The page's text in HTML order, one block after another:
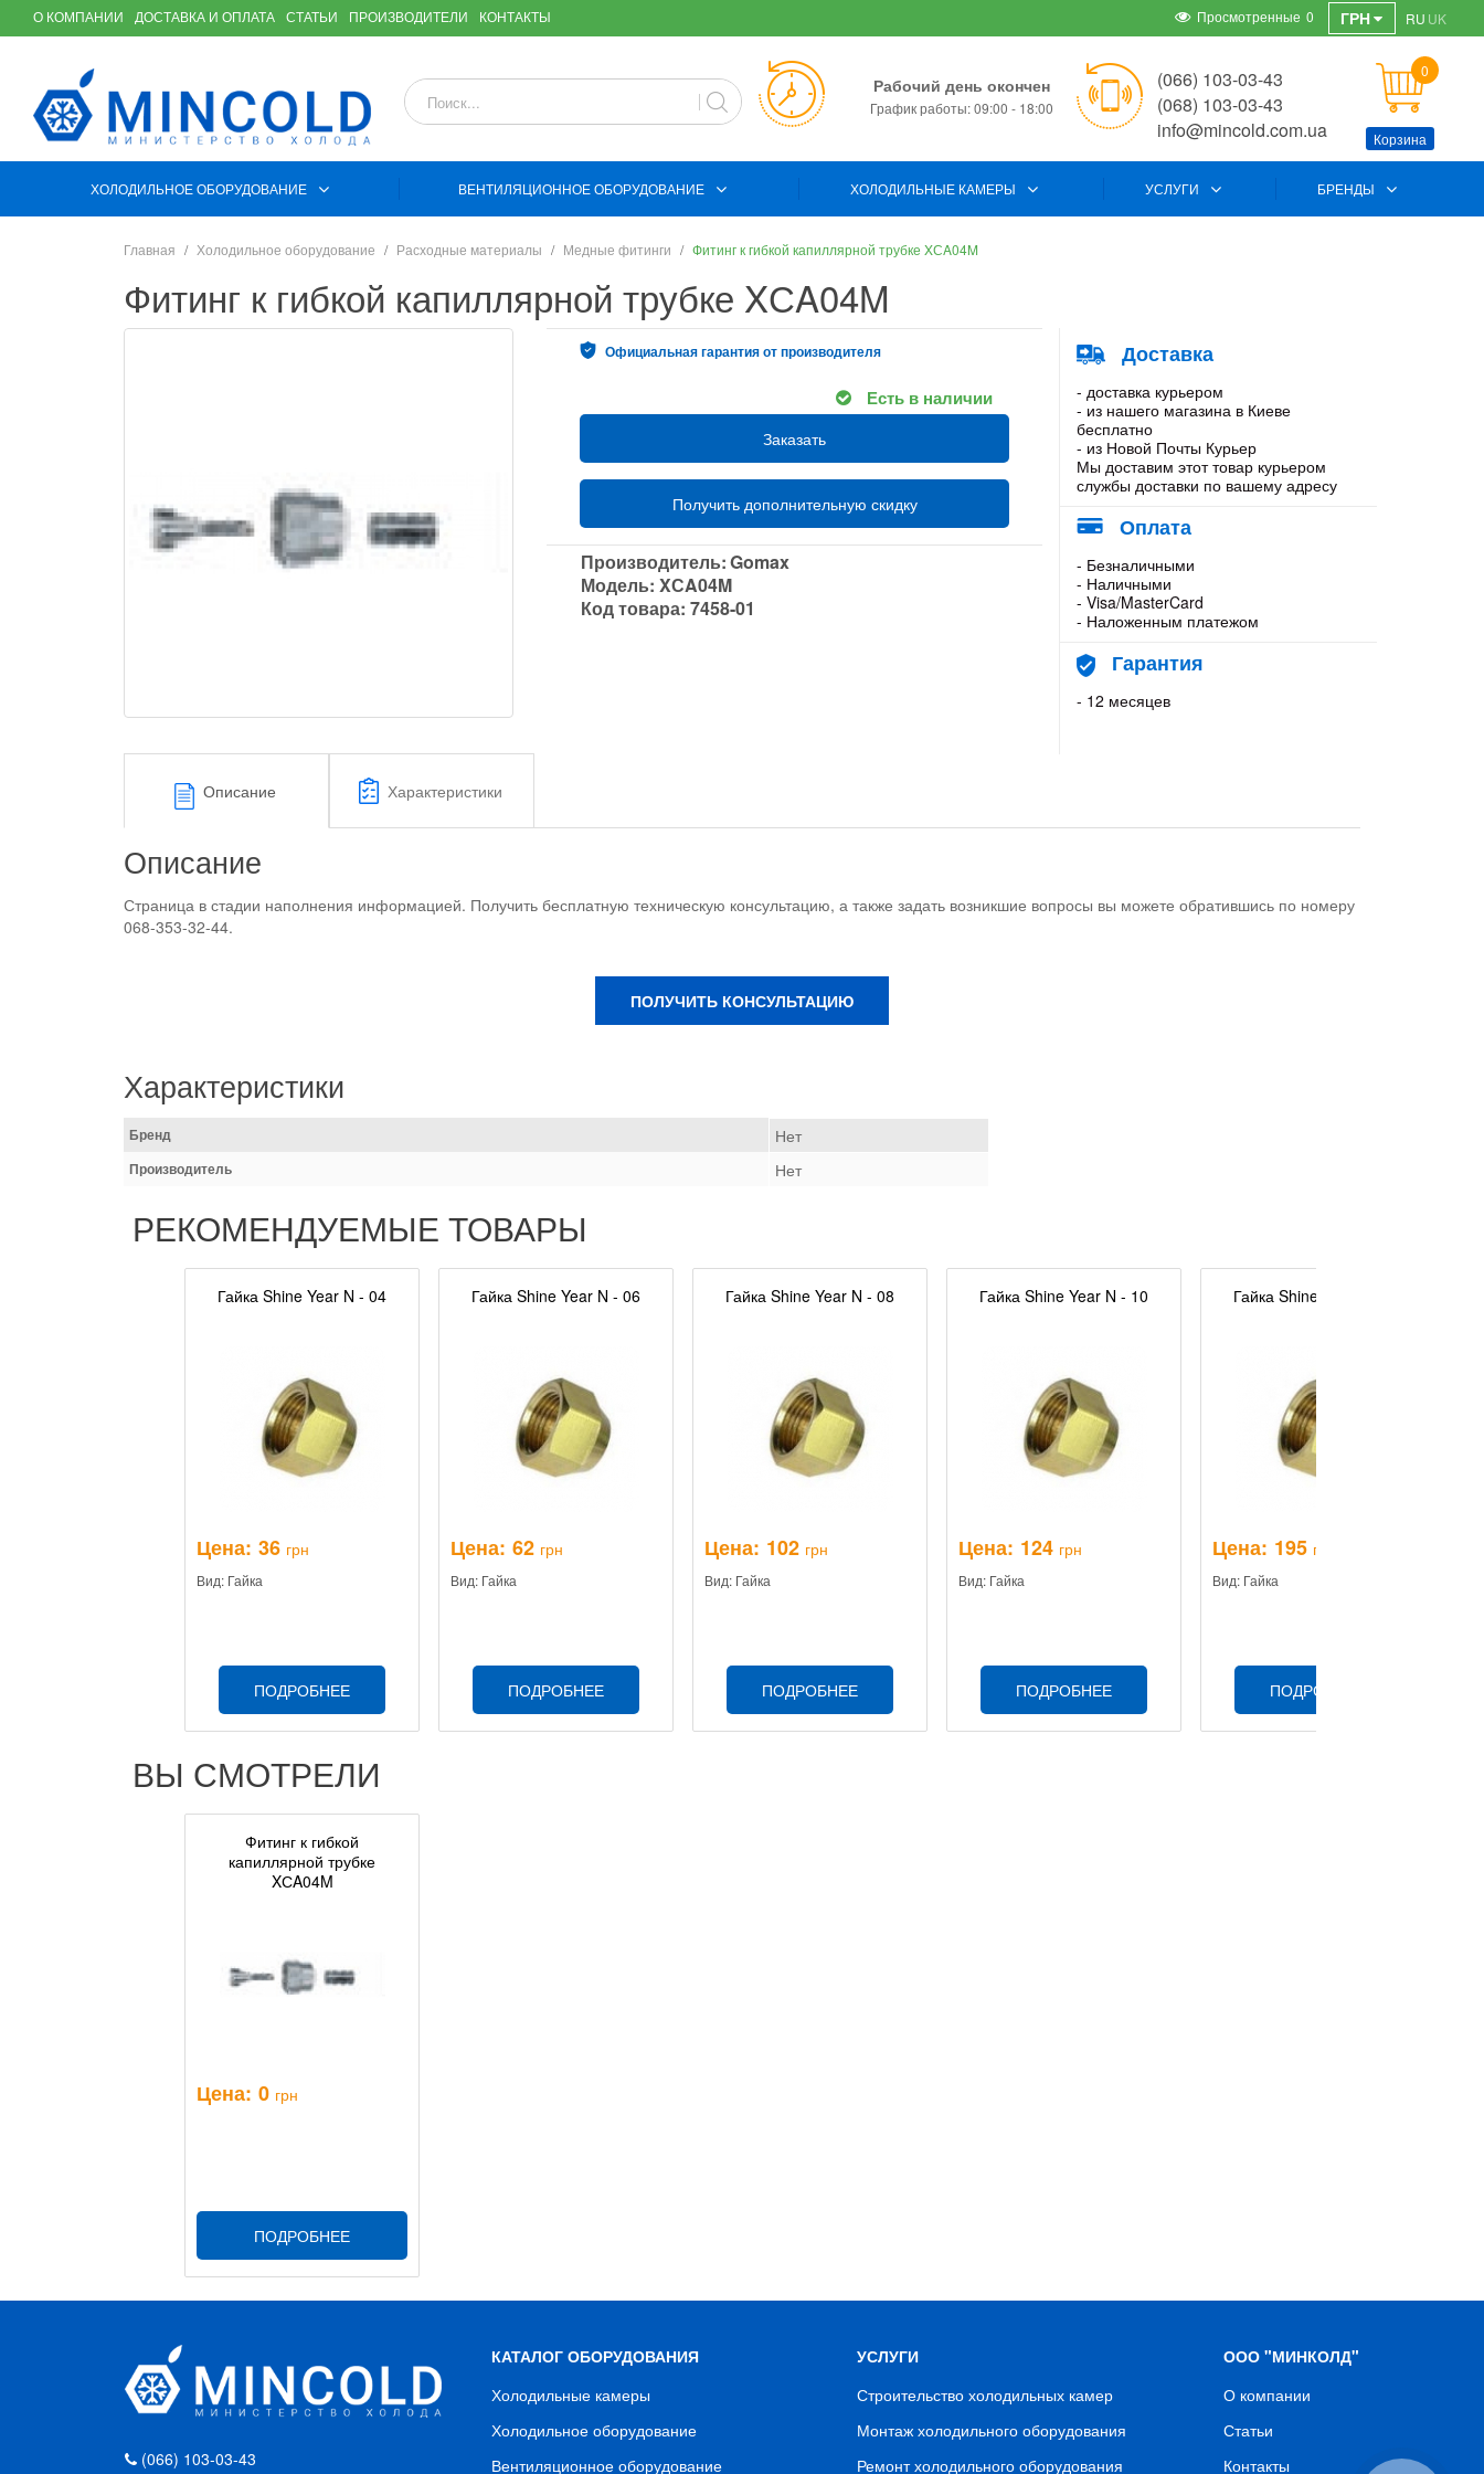
О КОМПАНИИ ДОСТАВКА И ОПЛАТА СТАТЬИ ПРОИЗВОДИТЕЛИ КОНТАКТЫ ГРН RU UK
Просмотренные 0
Рабочий день окончен
График работы: 09:00 - 18:00
(066) 103-03-43
(068) 103-03-43
info@mincold.com.ua
0
Корзина
ХОЛОДИЛЬНОЕ ОБОРУДОВАНИЕ ВЕНТИЛЯЦИОННОЕ ОБОРУДОВАНИЕ ХОЛОДИЛЬНЫЕ КАМЕРЫ УСЛУГИ БРЕНДЫ
Главная Холодильное оборудование Расходные материалы Медные фитинги Фитинг к гибкой капиллярной трубке XСA04M
Фитинг к гибкой капиллярной трубке XСA04M
Официальная гарантия от производителя
Есть в наличии
Заказать
Получить дополнительную скидку
Производитель:Gomax
Модель:XСA04M
Код товара:7458-01
Доставка
- доставка курьером
- из нашего магазина в Киеве
бесплатно
- из Новой Почты Курьер
Мы доставим этот товар курьером
службы доставки по вашему адресу
Оплата
- Безналичными
- Наличными
- Visa/MasterCard
- Наложенным платежом
Гарантия
- 12 месяцев
Описание Характеристики
Описание
Страница в стадии наполнения информацией. Получить бесплатную техническую консультацию, а также задать возникшие вопросы вы можете обратившись по номеру
068-353-32-44.
ПОЛУЧИТЬ КОНСУЛЬТАЦИЮ
Характеристики
Бренд Нет
Производитель Нет
РЕКОМЕНДУЕМЫЕ ТОВАРЫ
Гайка Shine Year N - 04
Цена: 36 грн
Вид: Гайка
ПОДРОБНЕЕ
Гайка Shine Year N - 06
Цена: 62 грн
Вид: Гайка
ПОДРОБНЕЕ
Гайка Shine Year N - 08
Цена: 102 грн
Вид: Гайка
ПОДРОБНЕЕ
Гайка Shine Year N - 10
Цена: 124 грн
Вид: Гайка
ПОДРОБНЕЕ
Гайка Shine Year N - 12
Цена: 195 грн
Вид: Гайка
ПОДРОБНЕЕ
ВЫ СМОТРЕЛИ
Фитинг к гибкой
капиллярной трубке
XСA04M
Цена: 0 грн
ПОДРОБНЕЕ
(066) 103-03-43
КАТАЛОГ ОБОРУДОВАНИЯ
Холодильные камеры
Холодильное оборудование
Вентиляционное оборудование
УСЛУГИ
Строительство холодильных камер
Монтаж холодильного оборудования
Ремонт холодильного оборудования
ООО "МИНКОЛД"
О компании
Статьи
Контакты